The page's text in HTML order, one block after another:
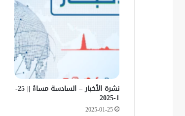
نشرة الأخبار – السادسة مساءً || 25-
1-2025
2025-01-25